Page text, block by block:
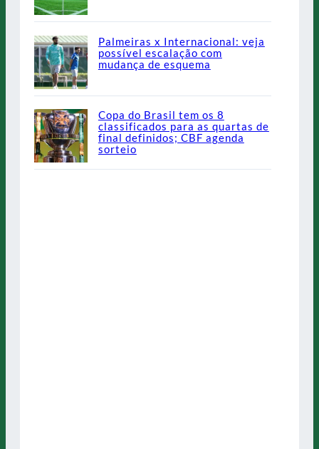
Palmeiras x Internacional: veja
possível escalação com
mudança de esquema
Copa do Brasil tem os 8
classificados para as quartas de
final definidos; CBF agenda
sorteio